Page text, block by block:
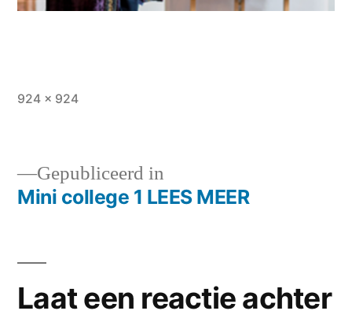
Volledige
924 × 924
Bericht
Gepubliceerd in
Mini college 1 LEES MEER
Laat een reactie achter